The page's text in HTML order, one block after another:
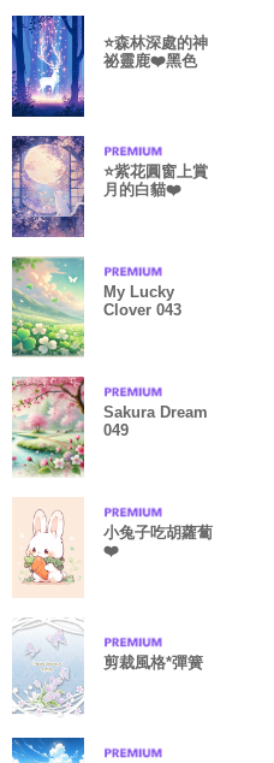
⭐️森林深處的神
祕靈鹿❤️黑色
⭐紫花圓窗上賞
月的白貓❤️
My Lucky
Clover 043
Sakura Dream
049
小兔子吃胡蘿蔔
❤️
剪裁風格*彈簧